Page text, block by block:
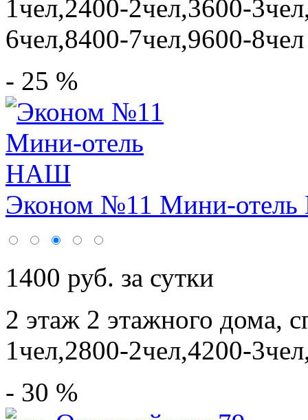
1чел,2400-2чел,3600-
6чел,8400-7чел,9600-8чел
- 25 %
Эконом №11 Мини-
1400 руб. за сутки
2 этаж 2 этажного дома,
1чел,2800-2чел,4200-
- 30 %